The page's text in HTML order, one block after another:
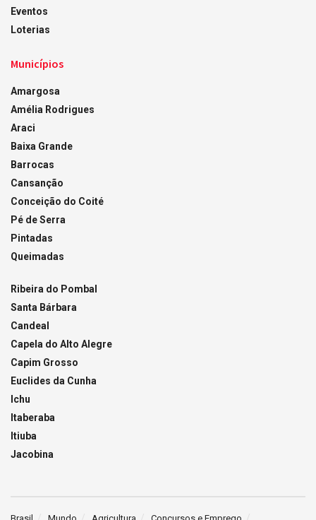
Eventos
Loterias
Municípios
Amargosa
Amélia Rodrigues
Araci
Baixa Grande
Barrocas
Cansanção
Conceição do Coité
Pé de Serra
Pintadas
Queimadas
Ribeira do Pombal
Santa Bárbara
Candeal
Capela do Alto Alegre
Capim Grosso
Euclides da Cunha
Ichu
Itaberaba
Itiuba
Jacobina